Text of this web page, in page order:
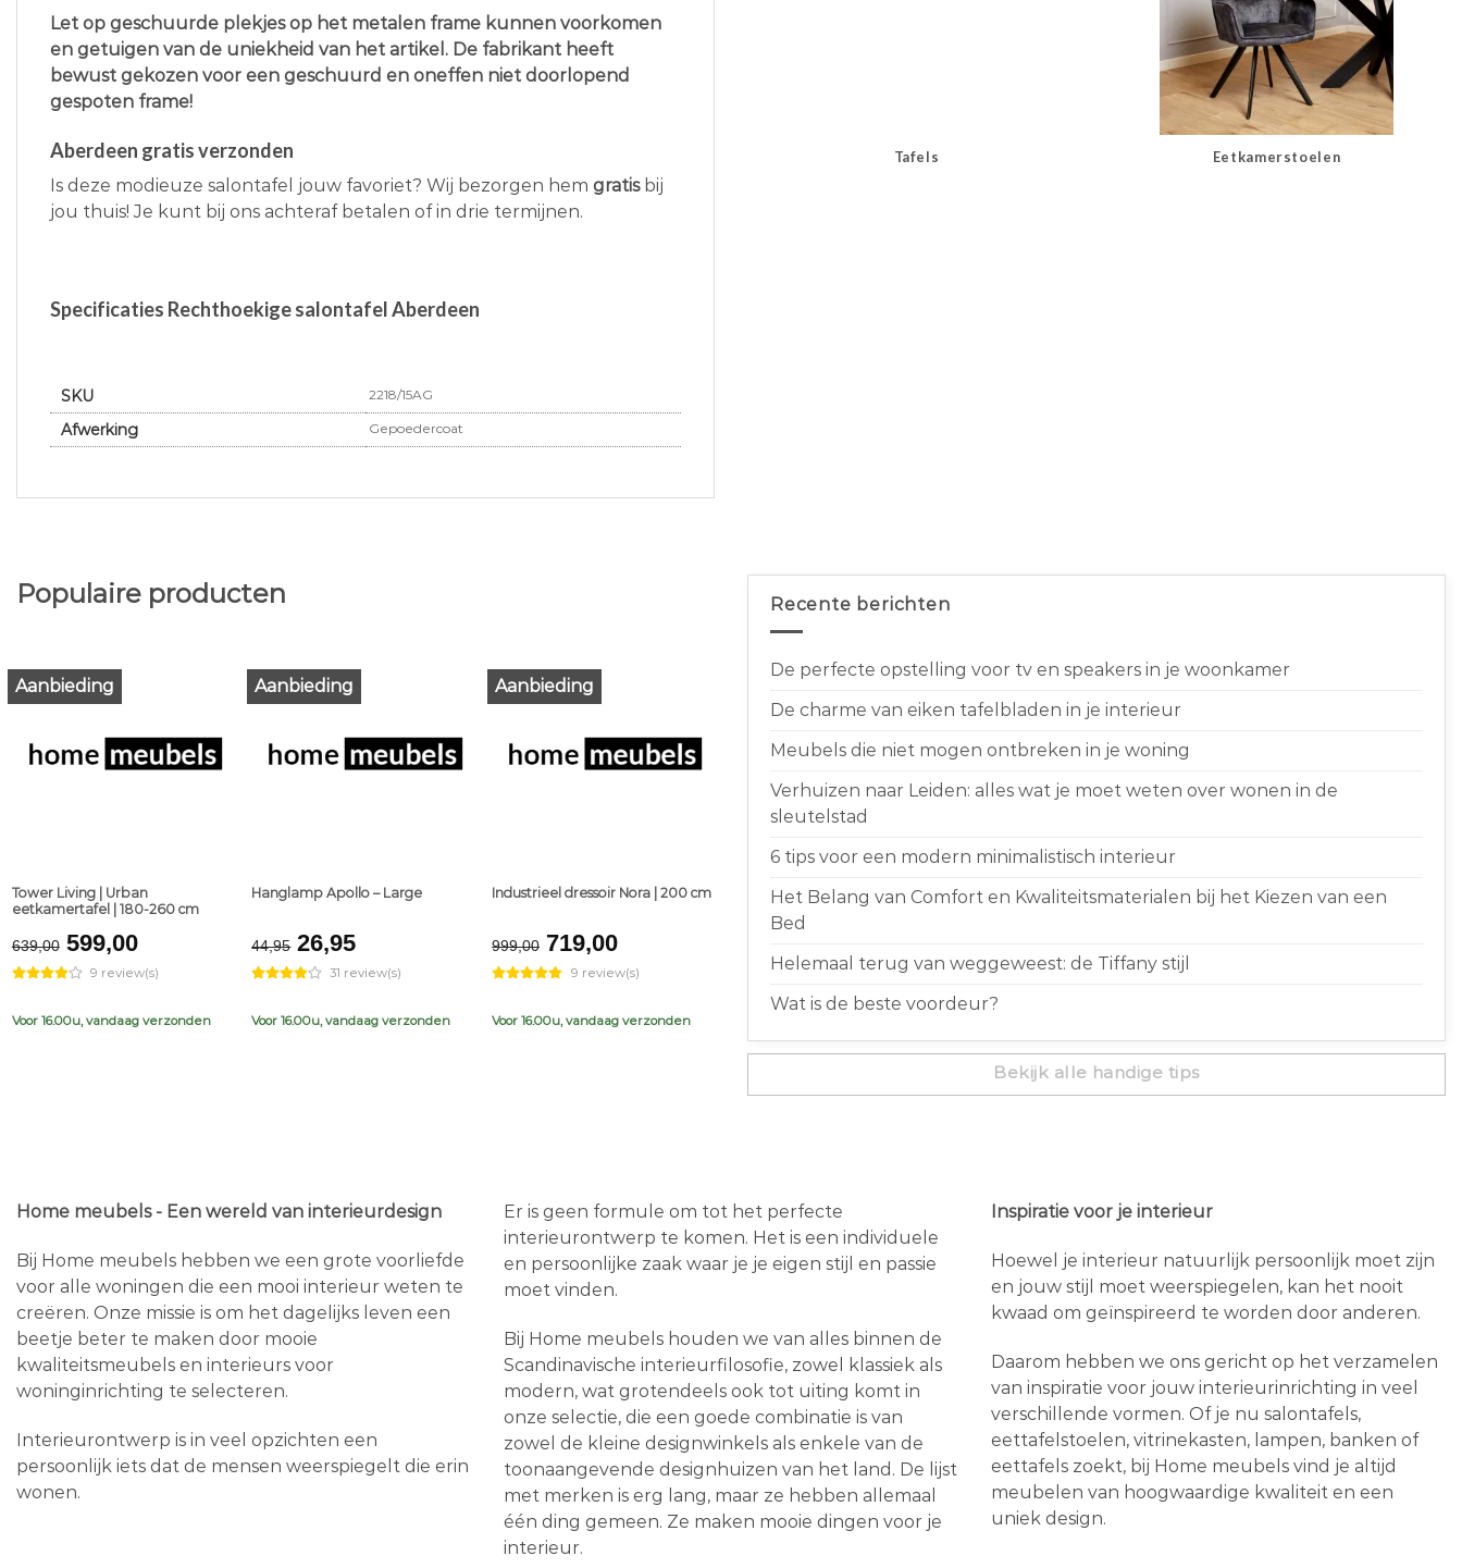
Let op geschuurde plekjes op het metalen frame kunnen voorkomen
en getuigen van de uniekheid van het artikel. De fabrikant heeft
bewust gekozen voor een geschuurd en oneffen niet doorlopend
gespoten frame!
Aberdeen gratis verzonden
Is deze modieuze salontafel jouw favoriet? Wij bezorgen hem gratisbij
jou thuis! Je kunt bij ons achteraf betalen of in drie termijnen.
Specificaties Rechthoekige salontafel Aberdeen
SKU 2218/15AG
Afwerking Gepoedercoat
Tafels Eetkamerstoelen
Populaire producten
Aanbieding
Tower Living | Urban
eetkamertafel | 180-260 cm
639,00 Original
price
was:
€639,00.
599,00Current
price
is:
€599,00.
9 review(s)
Voor 16.00u, vandaag verzonden
Aanbieding
Hanglamp Apollo – Large
44,95 Original
price
was:
€44,95.
26,95Current
price
€26,95.
31 review(s)
Voor 16.00u, vandaag verzonden
Aanbieding
Industrieel dressoir Nora | 200 cm
999,00 Original
price
was:
€999,00.
719,00Current
price
is:
€719,00.
9 review(s)
Voor 16.00u, vandaag verzonden
Recente berichten
De perfecte opstelling voor tv en speakers in je woonkamer
De charme van eiken tafelbladen in je interieur
Meubels die niet mogen ontbreken in je woning
Verhuizen naar Leiden: alles wat je moet weten over wonen in de
sleutelstad
6 tips voor een modern minimalistisch interieur
Het Belang van Comfort en Kwaliteitsmaterialen bij het Kiezen van een
Bed
Helemaal terug van weggeweest: de Tiffany stijl
Wat is de beste voordeur?
Bekijk alle handige tips
Home meubels - Een wereld van interieurdesign
Bij Home meubels hebben we een grote voorliefde
voor alle woningen die een mooi interieur weten te
creëren. Onze missie is om het dagelijks leven een
beetje beter te maken door mooie
kwaliteitsmeubels en interieurs voor
woninginrichting te selecteren.
Interieurontwerp is in veel opzichten een
persoonlijk iets dat de mensen weerspiegelt die erin
wonen.
Er is geen formule om tot het perfecte
interieurontwerp te komen. Het is een individuele
en persoonlijke zaak waar je je eigen stijl en passie
moet vinden.
Bij Home meubels houden we van alles binnen de
Scandinavische interieurfilosofie, zowel klassiek als
modern, wat grotendeels ook tot uiting komt in
onze selectie, die een goede combinatie is van
zowel de kleine designwinkels als enkele van de
toonaangevende designhuizen van het land. De lijst
met merken is erg lang, maar ze hebben allemaal
één ding gemeen. Ze maken mooie dingen voor je
interieur.
Inspiratie voor je interieur
Hoewel je interieur natuurlijk persoonlijk moet zijn
en jouw stijl moet weerspiegelen, kan het nooit
kwaad om geïnspireerd te worden door anderen.
Daarom hebben we ons gericht op het verzamelen
van inspiratie voor jouw interieurinrichting in veel
verschillende vormen. Of je nu salontafels,
eettafelstoelen, vitrinekasten, lampen, banken of
eettafels zoekt, bij Home meubels vind je altijd
meubelen van hoogwaardige kwaliteit en een
uniek design.